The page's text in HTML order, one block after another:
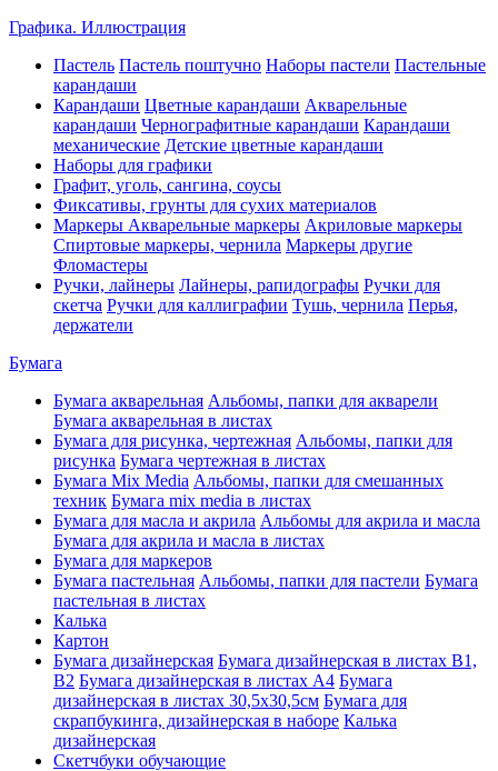
Графика. Иллюстрация
Пастель Пастель поштучно Наборы пастели Пастельные
карандаши
Карандаши Цветные карандаши Акварельные
карандаши Чернографитные карандаши Карандаши
механические Детские цветные карандаши
Наборы для графики
Графит, уголь, сангина, соусы
Фиксативы, грунты для сухих материалов
Маркеры Акварельные маркеры Акриловые маркеры
Спиртовые маркеры, чернила Маркеры другие
Фломастеры
Ручки, лайнеры Лайнеры, рапидографы Ручки для
скетча Ручки для каллиграфии Тушь, чернила Перья,
держатели
Бумага
Бумага акварельная Альбомы, папки для акварели
Бумага акварельная в листах
Бумага для рисунка, чертежная Альбомы, папки для
рисунка Бумага чертежная в листах
Бумага Mix Media Альбомы, папки для смешанных
техник Бумага mix media в листах
Бумага для масла и акрила Альбомы для акрила и масла
Бумага для акрила и масла в листах
Бумага для маркеров
Бумага пастельная Альбомы, папки для пастели Бумага
пастельная в листах
Калька
Картон
Бумага дизайнерская Бумага дизайнерская в листах В1,
В2 Бумага дизайнерская в листах А4 Бумага
дизайнерская в листах 30,5х30,5см Бумага для
скрапбукинга, дизайнерская в наборе Калька
дизайнерская
Скетчбуки обучающие